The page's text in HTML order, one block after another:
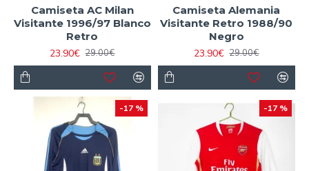
Camiseta AC Milan
Visitante 1996/97 Blanco
Retro
23.90€ 29.00€
Camiseta Alemania
Visitante Retro 1988/90
Negro
23.90€ 29.00€
-17 % -17 %